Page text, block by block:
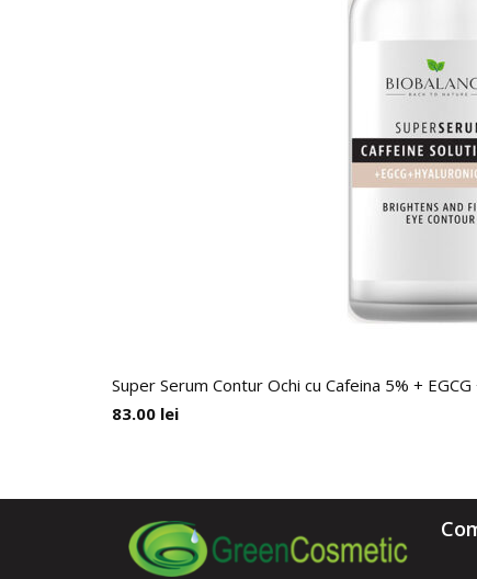
Super Serum Contur Ochi cu Cafeina 5% +
83.00 lei